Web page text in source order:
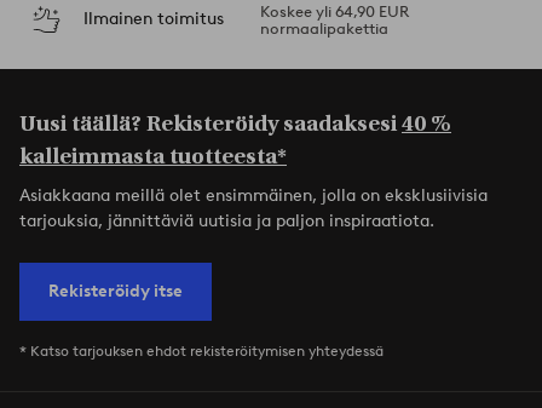
Ilmainen toimitus
Koskee yli 64,90 EUR
normaalipakettia
Uusi täällä? Rekisteröidy saadaksesi40 %
kalleimmasta tuotteesta*
Asiakkaana meillä olet ensimmäinen, jolla on eksklusiivisia
tarjouksia, jännittäviä uutisia ja paljon inspiraatiota.
Rekisteröidy itse
* Katso tarjouksen ehdot rekisteröitymisen yhteydessä